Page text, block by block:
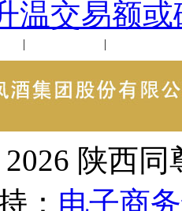
温交易额或
| |
2026 陕西
： 电子商